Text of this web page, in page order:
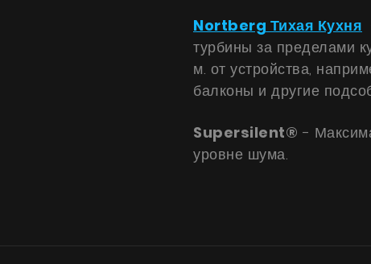
Галерея
Акции
Сотрудничество
Nortberg Тихая Кухня
турбины за пределами
м. от устройства,
балконы и другие
Supersilent® -
уровне шума.